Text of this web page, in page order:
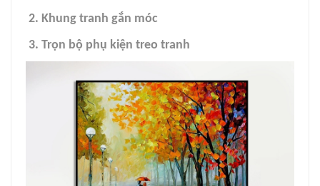
2. Khung tranh gắn móc
3. Trọn bộ phụ kiện treo tranh